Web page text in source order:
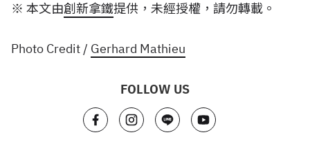
※ 本文由創新拿鐵提供，未經授權，請勿轉載。
Photo Credit / Gerhard Mathieu
FOLLOW US